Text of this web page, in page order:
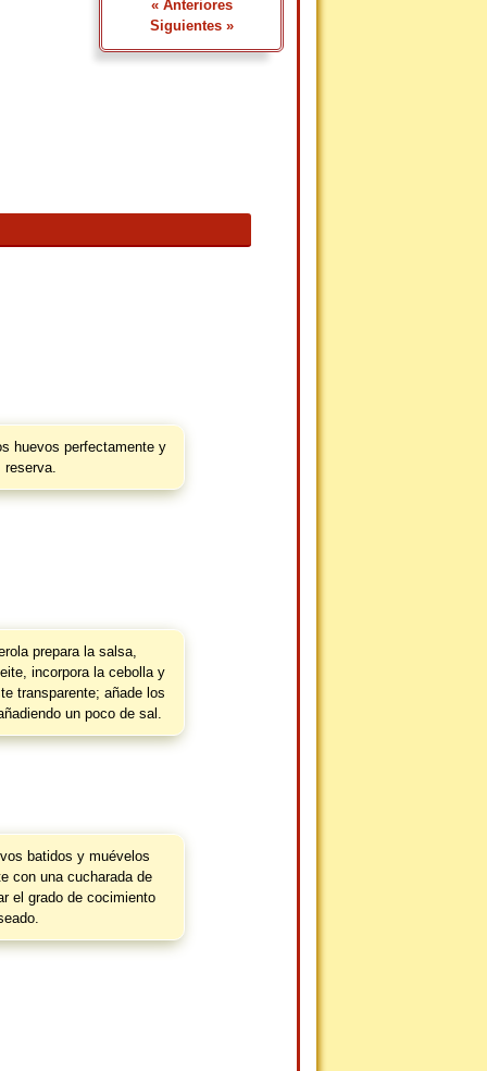
« Anteriores
Siguientes »
huevos perfectamente y
reserva.
prepara la salsa,
incorpora la cebolla y
transparente; añade los
un poco de sal.
batidos y muévelos
con una cucharada de
el grado de cocimiento